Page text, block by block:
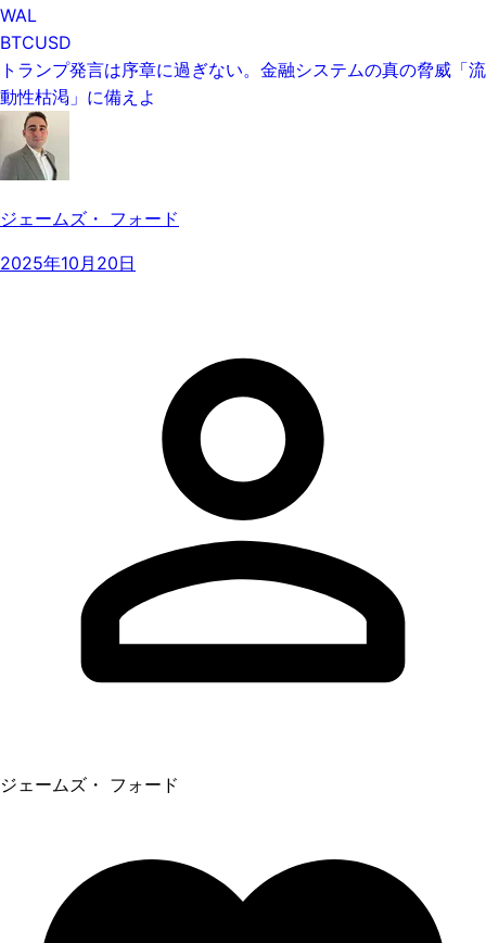
WAL
BTCUSD
トランプ発言は序章に過ぎない。金融システムの真の脅威「流
動性枯渇」に備えよ
ジェームズ・ フォード
2025年10月20日
ジェームズ・ フォード